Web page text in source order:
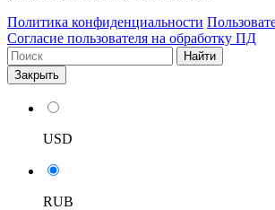
Политика конфиденциальности
Согласие пользователя на обработку ПД
Найти
Закрыть
USD
RUB